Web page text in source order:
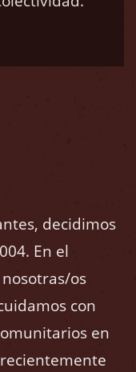
decidimos
En el
os
con
en